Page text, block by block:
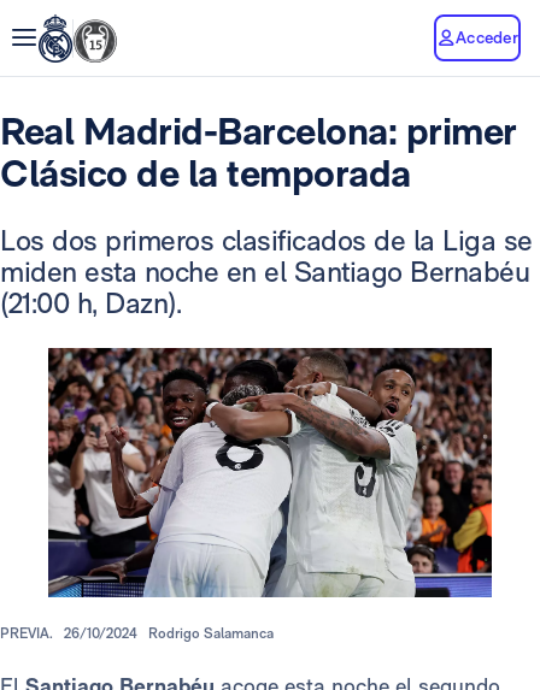
Acceder
Real Madrid-Barcelona: primer
Clásico de la temporada
Los dos primeros clasificados de la Liga se
miden esta noche en el Santiago Bernabéu
(21:00 h, Dazn).
PREVIA. 26/10/2024 Rodrigo Salamanca